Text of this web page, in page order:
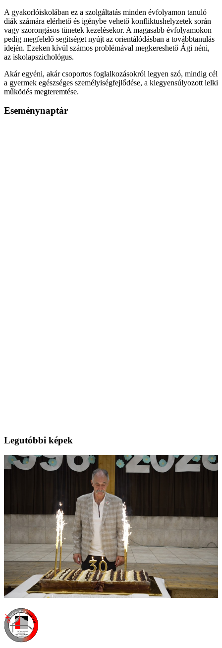
A gyakorlóiskolában ez a szolgáltatás minden évfolyamon tanuló
diák számára elérhető és igénybe vehető konfliktushelyzetek során
vagy szorongásos tünetek kezelésekor. A magasabb évfolyamokon
pedig megfelelő segítséget nyújt az orientálódásban a továbbtanulás
idején. Ezeken kívül számos problémával megkereshető Ági néni,
az iskolapszichológus.
Akár egyéni, akár csoportos foglalkozásokról legyen szó, mindig cél
a gyermek egészséges személyiségfejlődése, a kiegyensúlyozott lelki
működés megteremtése.
Eseménynaptár
Legutóbbi képek